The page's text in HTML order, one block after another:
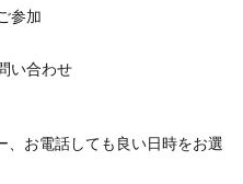
参加
い合わせ
お電話しても良い日時をお選